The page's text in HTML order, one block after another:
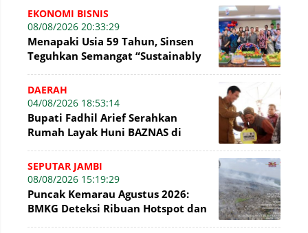
WFC ?
EKONOMI BISNIS
08/08/2026 20:33:29
Menapaki Usia 59 Tahun, Sinsen
Teguhkan Semangat “Sustainably
DAERAH
04/08/2026 18:53:14
Bupati Fadhil Arief Serahkan
Rumah Layak Huni BAZNAS di
SEPUTAR JAMBI
08/08/2026 15:19:29
Puncak Kemarau Agustus 2026:
BMKG Deteksi Ribuan Hotspot dan